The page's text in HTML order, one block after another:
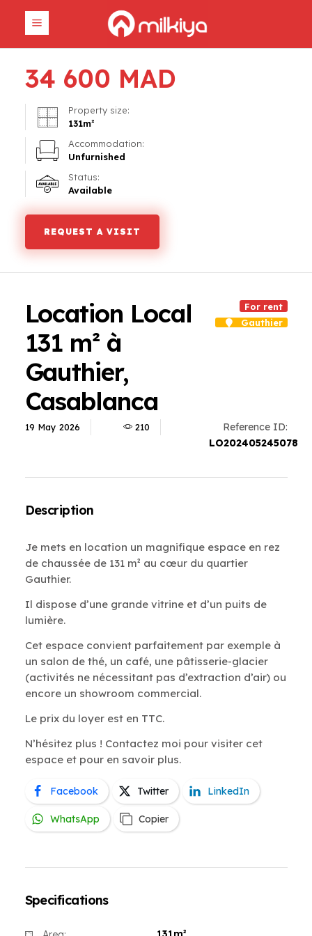
34 600 MAD
Property size:
131m²
Accommodation:
Unfurnished
Status:
Available
REQUEST A VISIT
Location Local
131 m² à
Gauthier,
Casablanca
For rent
Gauthier
19 May 2026 210
Reference ID:
LO202405245078
Description
Je mets en location un magnifique espace en rez
de chaussée de 131 m² au cœur du quartier
Gauthier.
Il dispose d’une grande vitrine et d’un puits de
lumière.
Cet espace convient parfaitement par exemple à
un salon de thé, un café, une pâtisserie-glacier
(activités ne nécessitant pas d’extraction d’air) ou
encore un showroom commercial.
Le prix du loyer est en TTC.
N’hésitez plus ! Contactez moi pour visiter cet
espace et pour en savoir plus.
Facebook Twitter LinkedIn
WhatsApp Copier
Specifications